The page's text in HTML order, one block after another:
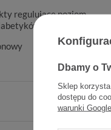
regulujące poziom
(cukrzyków)
Dbamy o
Sklep
dostępu do
warunki Google